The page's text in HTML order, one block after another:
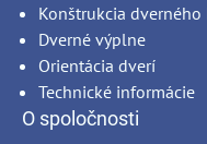
Konštrukcia dverného
Dverné výplne
Orientácia dverí
Technické informácie
O spoločnosti